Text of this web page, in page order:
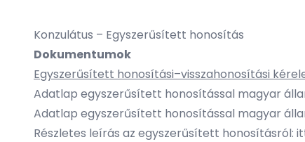
Konzulátus – Egyszerűsített honosítás
Dokumentumok
Egyszerűsített honosítási–visszahonosítási
Adatlap egyszerűsített honosítással magyar
Adatlap egyszerűsített honosítással magyar
​Részletes leírás az egyszerűsített honosításról: